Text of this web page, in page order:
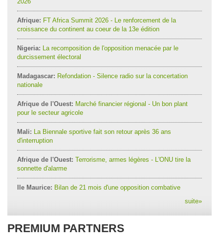
Afrique: FT Africa Summit 2026 - Le renforcement de la
croissance du continent au coeur de la 13e édition
Nigeria: La recomposition de l'opposition menacée par le
durcissement électoral
Madagascar: Refondation - Silence radio sur la concertation
nationale
Afrique de l'Ouest: Marché financier régional - Un bon plant
pour le secteur agricole
Mali: La Biennale sportive fait son retour après 36 ans
d'interruption
Afrique de l'Ouest: Terrorisme, armes légères - L'ONU tire la
sonnette d'alarme
Ile Maurice: Bilan de 21 mois d'une opposition combative
suite»
PREMIUM PARTNERS